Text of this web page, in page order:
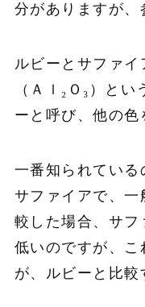
分がありますが、
ルビーとサファ
（Ａｌ₂Ｏ₃）と
ーと呼び、他の色
一番知られている
サファイアで、一
較した場合、サ
低いのですが、
が、ルビーと比較